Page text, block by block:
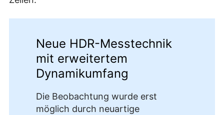
Neue HDR-Messtechnik
mit erweitertem
Dynamikumfang
Die Beobachtung wurde erst
möglich durch neuartige